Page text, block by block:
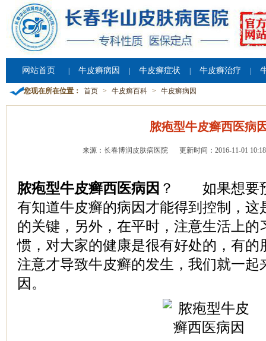
网站首页 牛皮癣病因 牛皮癣症状 牛皮癣治疗
您现在所在位置： 首页 > 牛皮癣百科 > 牛皮癣病因
脓疱型牛皮癣西医病
来源：长春博润皮肤病医院 更新时间：2016-11-01
脓疱型牛皮癣西医病因 ？ 如果想要
有知道牛皮癣的病因才能得到控制，这
的关键，另外，在平时，注意生活上的
惯，对大家的健康是很有好处的，有的
注意才导致牛皮癣的发生，我们就一起
因。